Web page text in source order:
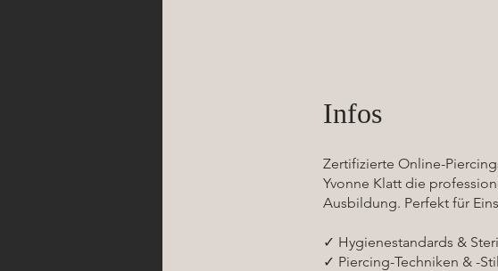
Infos
Zertifizierte Online-
Yvonne Klatt die
Ausbildung. Perfekt für
✓ Hygienestandards &
✓ Piercing-Techniken & -